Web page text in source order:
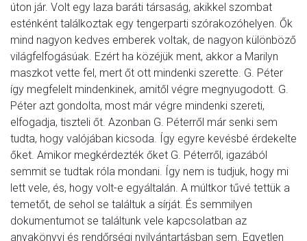
úton jár. Volt egy laza baráti társaság, akikkel szombat
esténként találkoztak egy tengerparti szórakozóhelyen. Ők
mind nagyon kedves emberek voltak, de nagyon különböző
világfelfogásúak. Ezért ha közéjük ment, akkor a Marilyn
maszkot vette fel, mert őt ott mindenki szerette. G. Péter
így megfelelt mindenkinek, amitől végre megnyugodott. G.
Péter azt gondolta, most már végre mindenki szereti,
elfogadja, tiszteli őt. Azonban G. Péterről már senki sem
tudta, hogy valójában kicsoda. Így egyre kevésbé érdekelte
őket. Amikor megkérdezték őket G. Péterről, igazából
semmit se tudtak róla mondani. Így nem is tudjuk, hogy mi
lett vele, és, hogy volt-e egyáltalán. A múltkor tűvé tettük a
temetőt, de sehol se találtuk a sírját. És semmilyen
dokumentumot se találtunk vele kapcsolatban az
anyakönyvi és rendőrségi nyilvántartásban sem. Egyetlen